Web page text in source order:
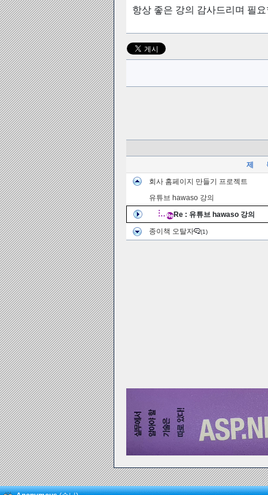
항상 좋은 강의 감사드리며 필
제
회사 홈페이지 만들기 프로젝트
유튜브 hawaso 강의
Re : 유튜브 hawaso 강의
종이책 오탈자
(1)